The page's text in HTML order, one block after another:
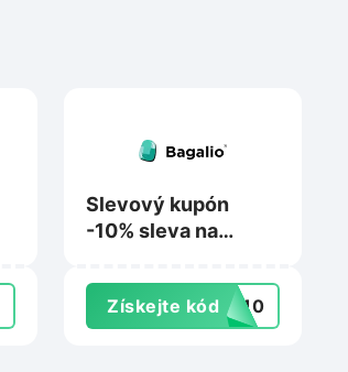
Slevový kupón
-10% sleva na
na Bagalio.cz
Získejte kódER10